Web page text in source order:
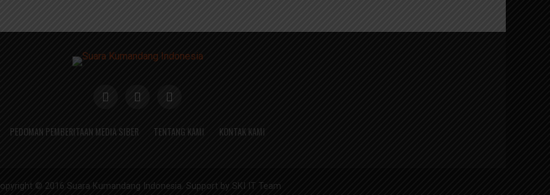
PEDOMAN PEMBERITAAN MEDIA SIBER TENTANG KAMI KONTAK KAMI
© 2016 Suara Kumandang Indonesia. Support by SKI IT Team